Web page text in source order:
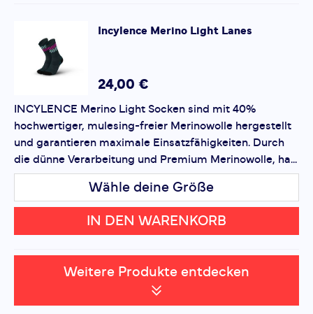
Incylence Merino Light Lanes
24,00 €
INCYLENCE Merino Light Socken sind mit 40%
hochwertiger, mulesing-freier Merinowolle hergestellt
und garantieren maximale Einsatzfähigkeiten. Durch
die dünne Verarbeitung und Premium Merinowolle, ha...
Wähle deine Größe
IN DEN WARENKORB
Weitere Produkte entdecken